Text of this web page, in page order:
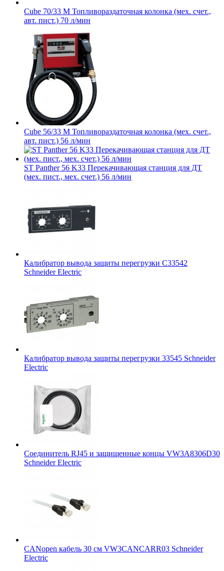
Cube 70/33 M Топливораздаточная колонка (мех. cчет.,
авт. пист.) 70 л/мин
Cube 56/33 M Топливораздаточная колонка (мех. счет.,
авт. пист.) 56 л/мин
ST Panther 56 K33 Перекачивающая станция для ДТ
(мех. пист., мех. счет.) 56 л/мин
Калибратор вывода защиты перегрузки C33542
Schneider Electric
Калибратор вывода защиты перегрузки 33545 Schneider
Electric
Соединитель RJ45 и защищенные концы VW3A8306D30
Schneider Electric
CANopen кабель 30 см VW3CANCARR03 Schneider
Electric